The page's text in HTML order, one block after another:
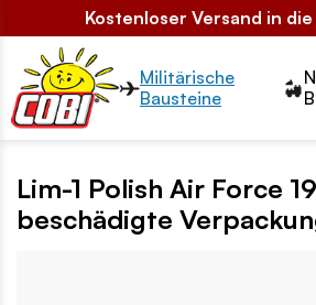
Kostenloser Versand in die
Przełącznik
Militärische
Bausteine
Lim-1 Polish Air Force
beschädigte